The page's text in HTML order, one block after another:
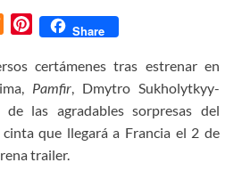
M
n
e
a
m
e
P
n
t
e
r
e
Share
certámenes tras estrenar en
Pamfir, Dmytro Sukholytkyy-
las agradables sorpresas del
que llegará a Francia el 2 de
trailer.